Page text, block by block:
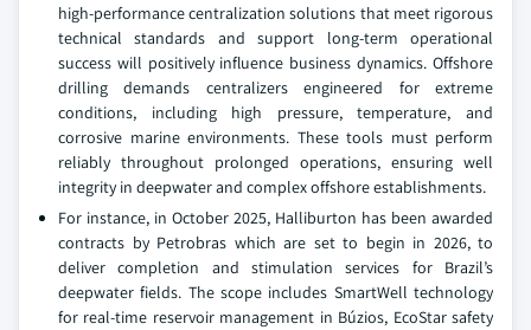
high-performance centralization solutions that meet rigorous
technical standards and support long-term operational
success will positively influence business dynamics. Offshore
drilling demands centralizers engineered for extreme
conditions, including high pressure, temperature, and
corrosive marine environments. These tools must perform
reliably throughout prolonged operations, ensuring well
integrity in deepwater and complex offshore establishments.
For instance, in October 2025, Halliburton has been awarded
contracts by Petrobras which are set to begin in 2026, to
deliver completion and stimulation services for Brazil’s
deepwater fields. The scope includes SmartWell technology
for real-time reservoir management in Búzios, EcoStar safety